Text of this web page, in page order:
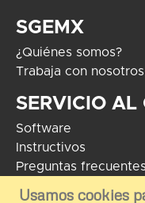
Usamos cookies
SGEMX
¿Quiénes somos?
Trabaja con nosotros
SERVICIO AL
Software
Instructivos
Preguntas frecuentes